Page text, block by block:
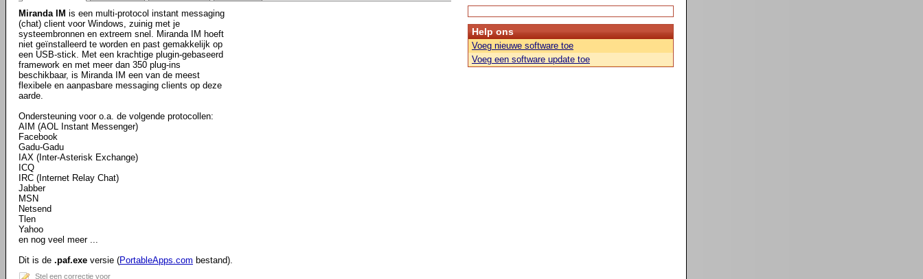
Miranda IM is een multi-protocol instant messaging
(chat) client voor Windows, zuinig met je
systeembronnen en extreem snel. Miranda IM hoeft
niet geïnstalleerd te worden en past gemakkelijk op
een USB-stick. Met een krachtige plugin-gebaseerd
framework en met meer dan 350 plug-ins
beschikbaar, is Miranda IM een van de meest
flexibele en aanpasbare messaging clients op deze
aarde.
Ondersteuning voor o.a. de volgende protocollen:
AIM (AOL Instant Messenger)
Facebook
Gadu-Gadu
IAX (Inter-Asterisk Exchange)
ICQ
IRC (Internet Relay Chat)
Jabber
MSN
Netsend
Tlen
Yahoo
en nog veel meer ...
Dit is de .paf.exe versie (PortableApps.com bestand).
Stel een correctie voor
Help ons
Voeg nieuwe software toe
Voeg een software update toe